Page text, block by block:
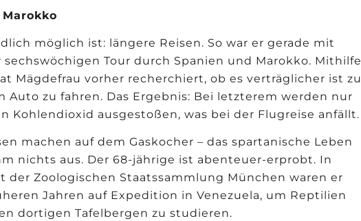
möglich ist: längere Reisen. So war er gerade mit
sechswöchigen Tour durch Spanien und Marokko. Mithilfe
Mägdefrau vorher recherchiert, ob es verträglicher ist zu
Auto zu fahren. Das Ergebnis: Bei letzterem werden nur
Kohlendioxid ausgestoßen, was bei der Flugreise anfällt.
machen auf dem Gaskocher – das spartanische Leben
nichts aus. Der 68-jährige ist abenteuer-erprobt. In
der Zoologischen Staatssammlung München waren er
Jahren auf Expedition in Venezuela, um Reptilien
dortigen Tafelbergen zu studieren.